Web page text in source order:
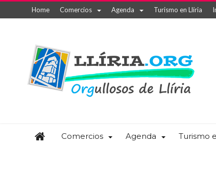
Home Comercios Agenda Turismo en Llíria
Comercios Agenda Turismo